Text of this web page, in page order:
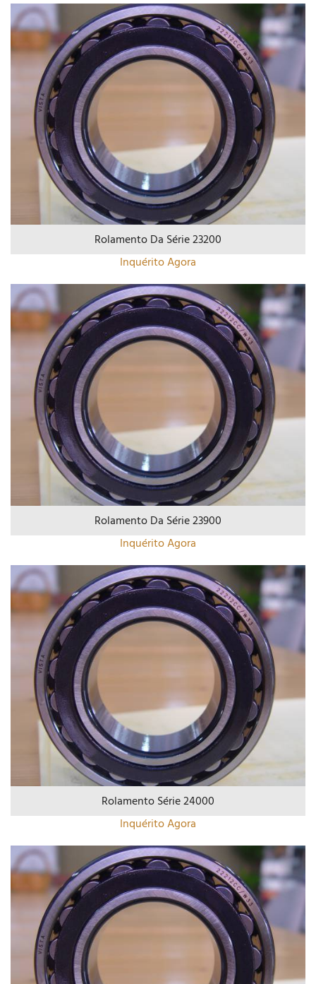
Rolamento Da Série 23200
Inquérito Agora
Rolamento Da Série 23900
Inquérito Agora
Rolamento Série 24000
Inquérito Agora